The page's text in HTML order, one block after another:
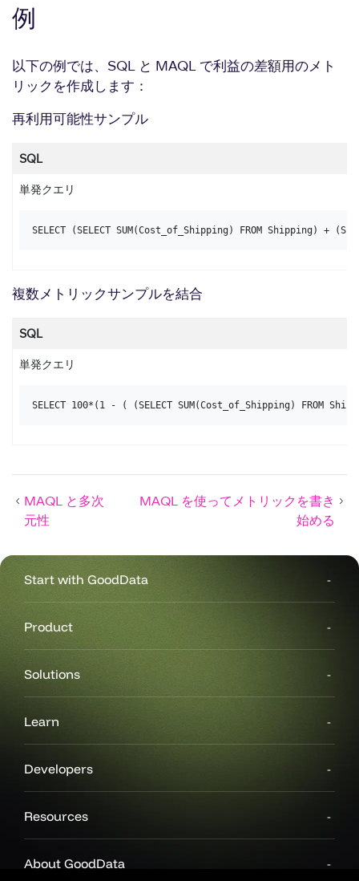
例
以下の例では、SQL と MAQL で利益の差額用のメト
リックを作成します：
再利用可能性サンプル
SQL
単発クエリ
SELECT (SELECT SUM(Cost_of_Shipping) FROM Shipping) + (
複数メトリックサンプルを結合
SQL
単発クエリ
SELECT 100* ( 1 - ( (SELECT SUM(Cost_of_Shipping) FROM
MAQL と多次
元性
MAQL を使ってメトリックを書き
始める
Start with GoodData
Product
Solutions
Learn
Developers
Resources
About GoodData